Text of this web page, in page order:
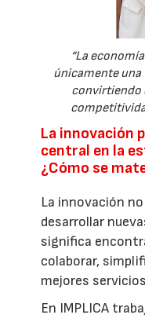
“La
únicamente una
convirtiendo
La innovación
central en la
¿Cómo se
La innovación
desarrollar
significa
colaborar,
mejores
En IMPLICA